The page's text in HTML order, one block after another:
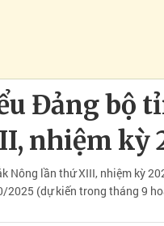
Đảng bộ
nhiệm kỳ
Nông lần thứ XIII, nhiệm kỳ
2025 (dự kiến trong tháng 9